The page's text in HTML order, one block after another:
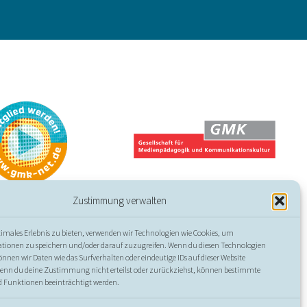
Zustimmung verwalten
Erlebnis zu bieten, verwenden wir Technologien wie Cookies, um
zu speichern und/oder darauf zuzugreifen. Wenn du diesen Technologien
wir Daten wie das Surfverhalten oder eindeutige IDs auf dieser Website
du deine Zustimmung nicht erteilst oder zurückziehst, können bestimmte
Funktionen beeinträchtigt werden.
//Datenschutz//Erklärung zur Barrierefreiheit